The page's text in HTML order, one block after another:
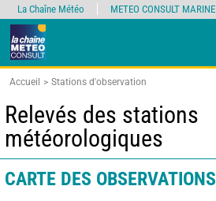
Accueil Stations d'observation
Relevés des stations
météorologiques
CARTE DES OBSERVATIONS
La Chaîne Météo METEO CONSULT MARINE